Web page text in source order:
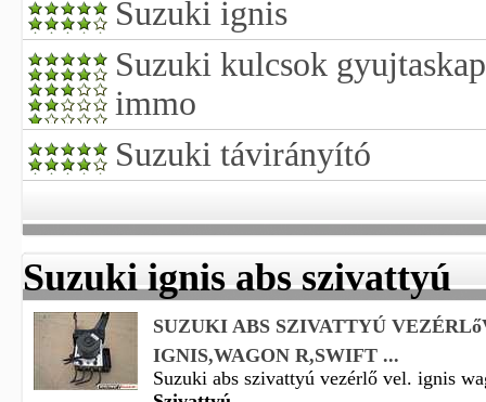
Suzuki ignis
Suzuki kulcsok
immo
Suzuki távirányító
Suzuki ignis abs szivattyú
SUZUKI ABS SZIVATTYÚ
IGNIS,WAGON R,SWIFT ...
Suzuki abs szivattyú vezérlő vel. ignis